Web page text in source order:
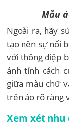
Mẫu
Ngoài ra, hãy
tạo nên sự nổi
với thông điệp
ánh tính cách
giữa màu chữ
trên áo rõ ràng
Xem xét nhu